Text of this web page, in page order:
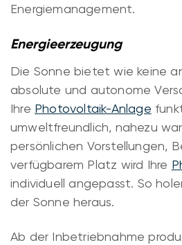
Energiemanagement.
Energieerzeugung
Die Sonne bietet wie keine
absolute und autonome
Ihre Photovoltaik-Anlage
umweltfreundlich, nahezu
persönlichen Vorstellungen,
verfügbarem Platz wird Ihre
individuell angepasst. So
der Sonne heraus.
Ab der Inbetriebnahme